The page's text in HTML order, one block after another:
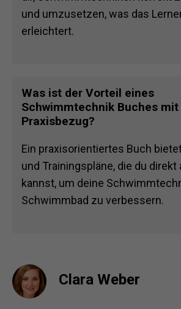
und umzusetzen, was das
erleichtert.
Was ist der Vorteil eines
Schwimmtechnik Buches mit
Praxisbezug?
Ein praxisorientiertes Buch
und Trainingspläne, die du direkt
kannst, um deine
Schwimmbad zu verbessern.
Clara Weber